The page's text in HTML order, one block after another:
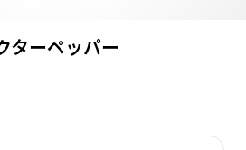
ターペッパー